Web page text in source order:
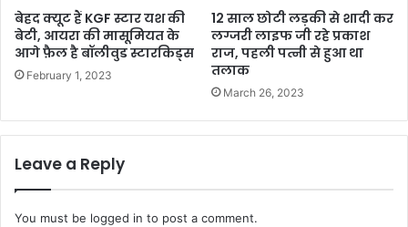
बेहद क्यूट हैं KGF स्टार यश की
बेटी, आयरा की मासूमियत के
आगे फ़ैल है बॉलीवुड स्टारकिड्स
February 1, 2023
12 साल छोटी लड़की से शादी कर
लग्जरी लाइफ जी रहे प्रकाश
राज, पहली पत्नी से हुआ था
तलाक
March 26, 2023
Leave a Reply
You must be logged in to post a comment.